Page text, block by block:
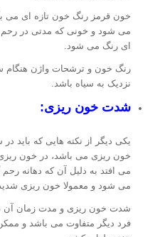
خون قرمز رنگ خون تازه ای می
می شود و خونی که مدتی در رحم
ای رنگ می شود.
رنگ خون و ترشحات واژن
نزدیک به سیاه باشد.
شدت خون ریزی:
یکی دیگر از نکته هایی که
خون ریزی می باشد، در خون
می افتد به دلیل آن که دهانه
می شود و معمولا خون ریزی شدید آن سه تا 5
شدت خون ریزی و مدت زمان آن
فرد دیگر متفاوت می باشد و